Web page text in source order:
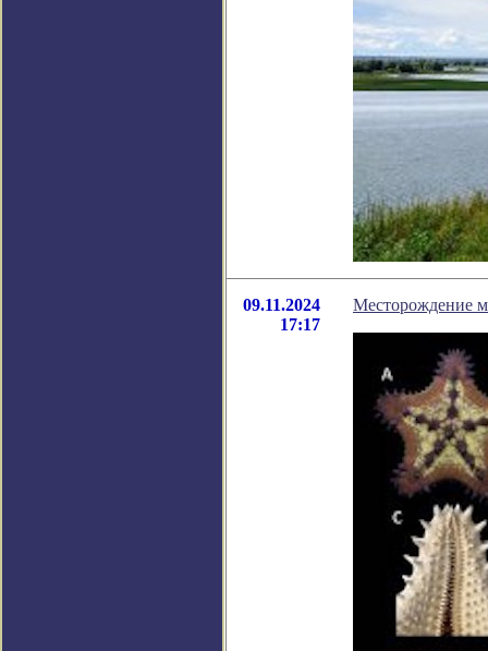
09.11.2024
17:17
Месторождение